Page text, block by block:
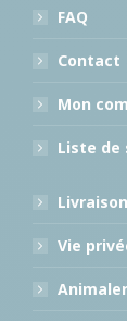
FAQ
Contact
Mon
Liste de
Vie